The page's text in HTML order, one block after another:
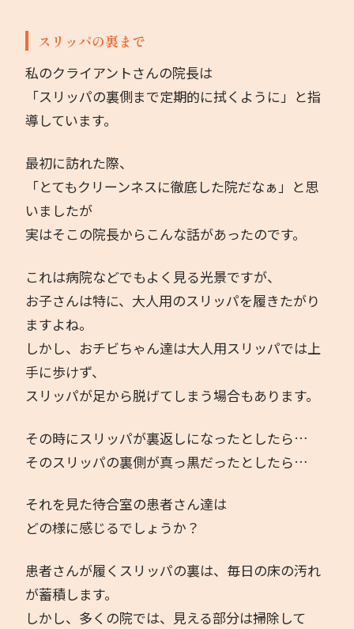
スリッパの裏まで
私のクライアントさんの院長は
「スリッパの裏側まで定期的に拭くように」と指
導しています。
最初に訪れた際、
「とてもクリーンネスに徹底した院だなぁ」と思
いましたが
実はそこの院長からこんな話があったのです。
これは病院などでもよく見る光景ですが、
お子さんは特に、大人用のスリッパを履きたがり
ますよね。
しかし、おチビちゃん達は大人用スリッパでは上
手に歩けず、
スリッパが足から脱げてしまう場合もあります。
その時にスリッパが裏返しになったとしたら…
そのスリッパの裏側が真っ黒だったとしたら…
それを見た待合室の患者さん達は
どの様に感じるでしょうか？
患者さんが履くスリッパの裏は、毎日の床の汚れ
が蓄積します。
しかし、多くの院では、見える部分は掃除して